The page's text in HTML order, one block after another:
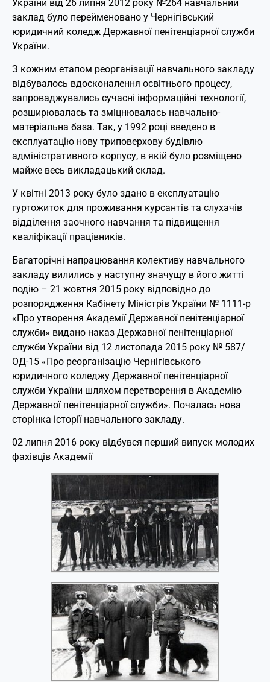
України від 26 липня 2012 року №264 навчальний
заклад було перейменовано у Чернігівський
юридичний коледж Державної пенітенціарної служби
України.
З кожним етапом реорганізації навчального закладу
відбувалось вдосконалення освітнього процесу,
запроваджувались сучасні інформаційні технології,
розширювалась та зміцнювалась навчально-
матеріальна база. Так, у 1992 році введено в
експлуатацію нову триповерхову будівлю
адміністративного корпусу, в якій було розміщено
майже весь викладацький склад.
У квітні 2013 року було здано в експлуатацію
гуртожиток для проживання курсантів та слухачів
відділення заочного навчання та підвищення
кваліфікації працівників.
Багаторічні напрацювання колективу навчального
закладу вилились у наступну значущу в його житті
подію – 21 жовтня 2015 року відповідно до
розпорядження Кабінету Міністрів України № 1111-р
«Про утворення Академії Державної пенітенціарної
служби» видано наказ Державної пенітенціарної
служби України від 12 листопада 2015 року № 587/
ОД-15 «Про реорганізацію Чернігівського
юридичного коледжу Державної пенітенціарної
служби України шляхом перетворення в Академію
Державної пенітенціарної служби». Почалась нова
сторінка історії навчального закладу.
02 липня 2016 року відбувся перший випуск молодих
фахівців Академії